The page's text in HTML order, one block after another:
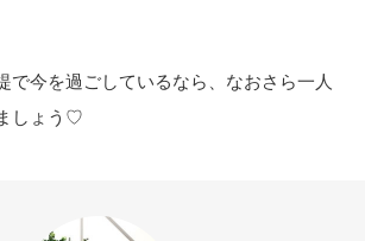
で今を過ごしているなら、なおさら一人
しょう♡